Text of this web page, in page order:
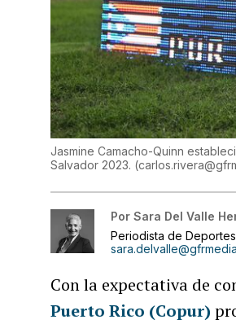
Jasmine Camacho-Quinn
Salvador 2023. (
Por Sara Del Valle
Periodista de Deportes
Con la expectativa de
Puerto Rico (Copur)